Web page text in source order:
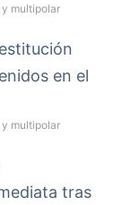
multipolar
en el
multipolar
tras